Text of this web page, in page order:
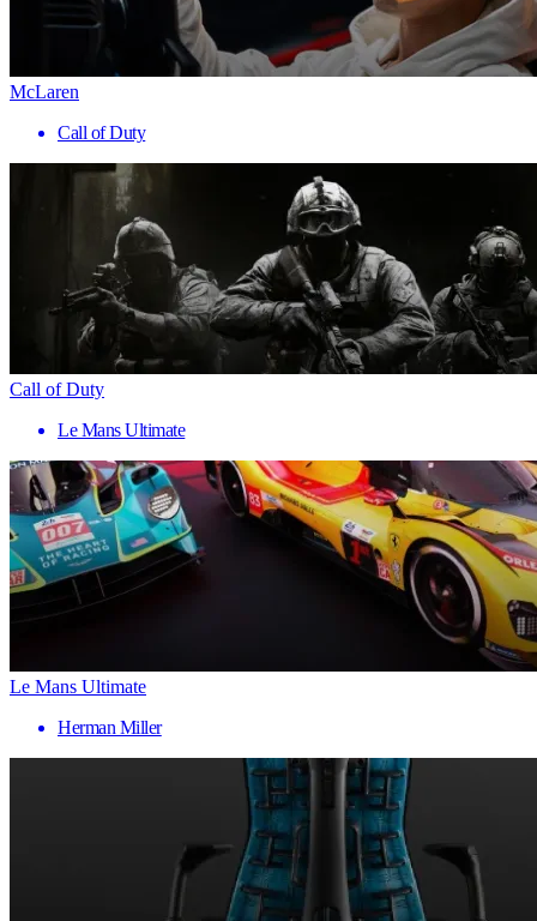
McLaren
Call of Duty
Call of Duty
Le Mans Ultimate
Le Mans Ultimate
Herman Miller